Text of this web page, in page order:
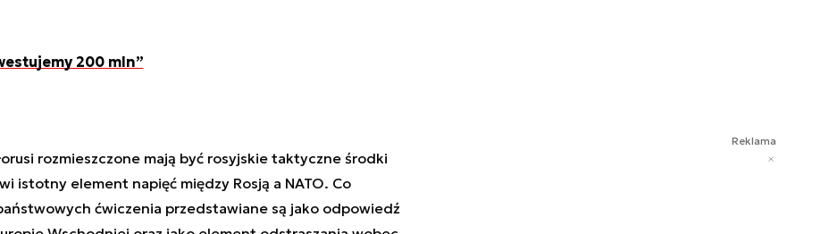
200 mln”
rozmieszczone mają być rosyjskie taktyczne środki
istotny element napięć między Rosją a NATO. Co
ćwiczenia przedstawiane są jako odpowiedź
Reklama